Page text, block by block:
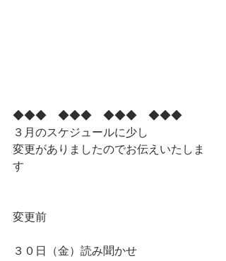
◆◆◆　◆◆◆　◆◆◆　◆◆◆
３月のスケジュールに少し
変更がありましたのでお伝えいたしま
す
変更前
３０日（金）読み聞かせ